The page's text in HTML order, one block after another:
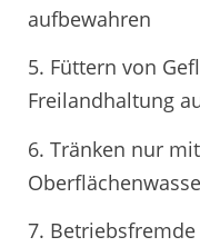
aufbewahren
5. Füttern von
Freilandhaltung
6. Tränken nur
7.